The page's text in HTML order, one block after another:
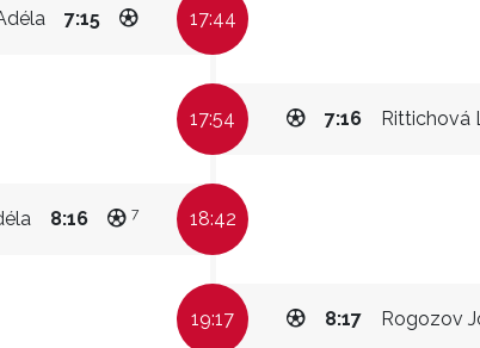
7:15 17:44
17:54 Rittichová
7:16
8:16 7 18:42
19:17 Rogozov
8:17